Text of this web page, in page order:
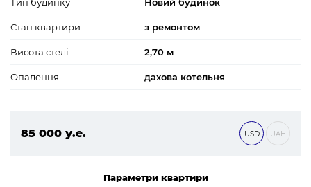
Тип будинку Новий будинок
Стан квартири з ремонтом
Висота стелі 2,70 м
Опалення дахова котельня
85 000 у.е.
USD UAH
Параметри квартири